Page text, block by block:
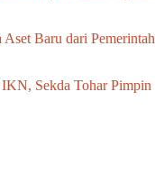
Baru dari Pemerintah
Sekda Tohar Pimpin